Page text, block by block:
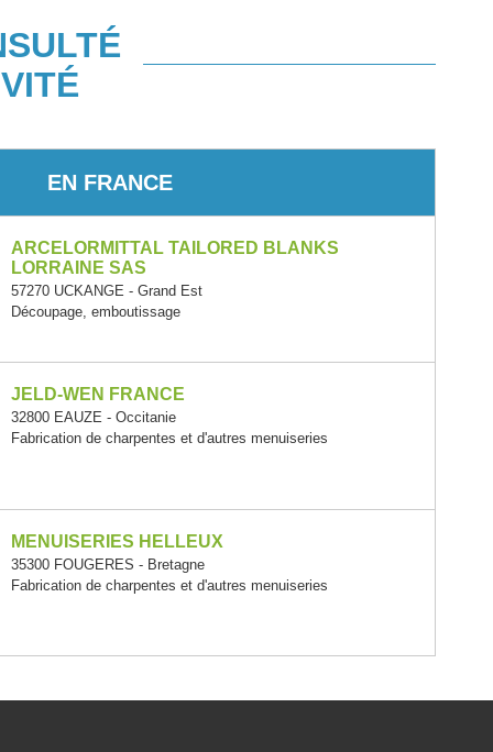
EN FRANCE
ARCELORMITTAL TAILORED BLANKS
LORRAINE SAS
57270 UCKANGE - Grand Est
Découpage, emboutissage
JELD-WEN FRANCE
32800 EAUZE - Occitanie
Fabrication de charpentes et d'autres menuiseries
MENUISERIES HELLEUX
35300 FOUGERES - Bretagne
Fabrication de charpentes et d'autres menuiseries